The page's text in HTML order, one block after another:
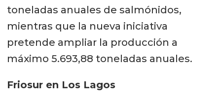
toneladas anuales de salmónidos,
mientras que la nueva iniciativa
pretende ampliar la producción a
máximo 5.693,88 toneladas anuales.
Friosur en Los Lagos